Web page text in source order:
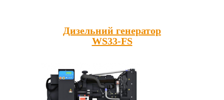
Дизельний генератор
WS33-FS